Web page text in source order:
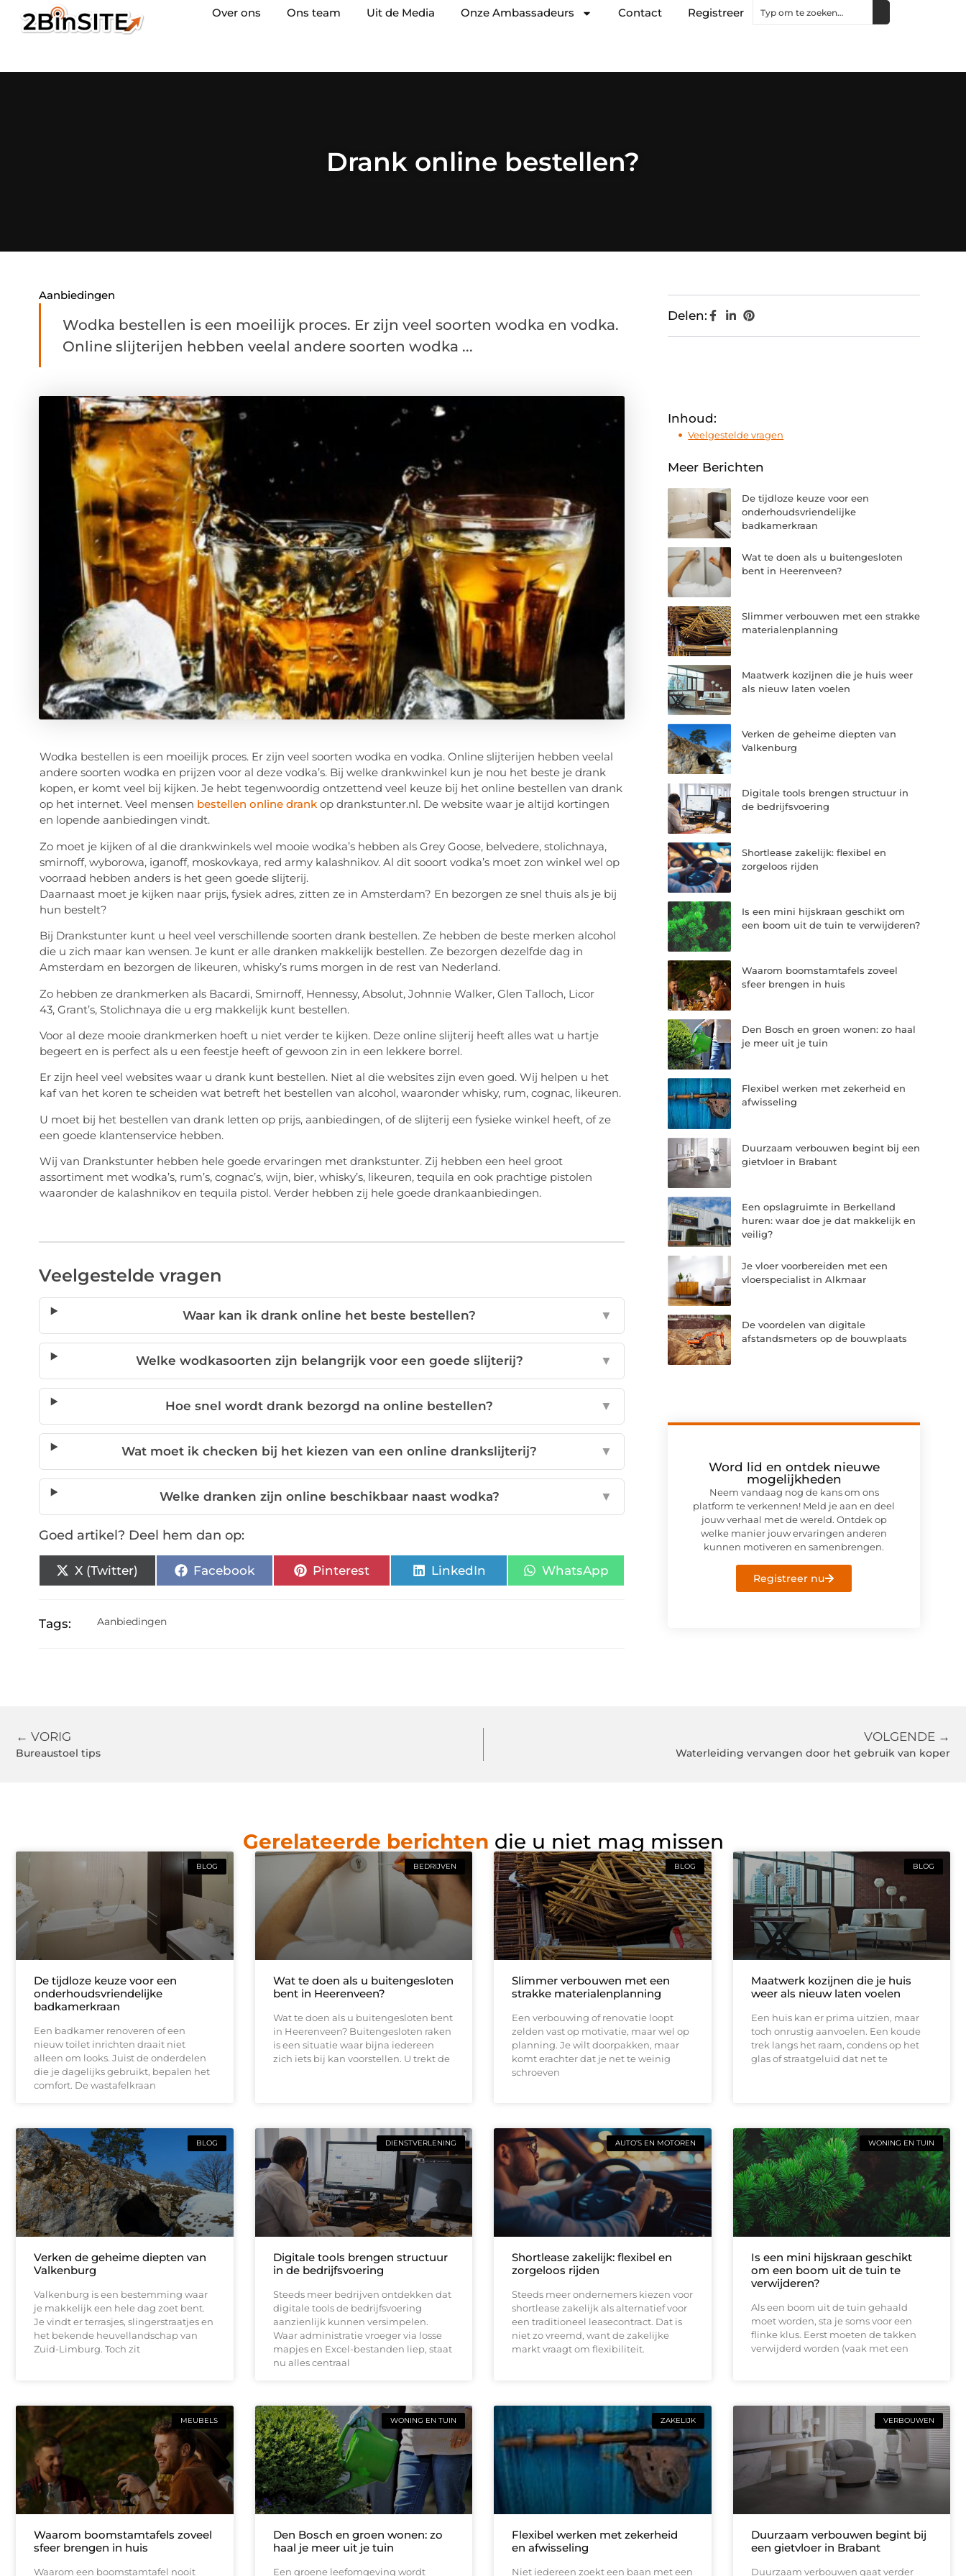
Over ons Ons team Uit de Media Onze Ambassadeurs Contact Registreer
Drank online bestellen?
Aanbiedingen
Wodka bestellen is een moeilijk proces. Er zijn veel soorten wodka en vodka.
Online slijterijen hebben veelal andere soorten wodka ...
Wodka bestellen is een moeilijk proces. Er zijn veel soorten wodka en vodka. Online slijterijen hebben veelal
andere soorten wodka en prijzen voor al deze vodka’s. Bij welke drankwinkel kun je nou het beste je drank
kopen, er komt veel bij kijken. Je hebt tegenwoordig ontzettend veel keuze bij het online bestellen van drank
op het internet. Veel mensen bestellen online drankop drankstunter.nl. De website waar je altijd kortingen
en lopende aanbiedingen vindt.
Zo moet je kijken of al die drankwinkels wel mooie wodka’s hebben als Grey Goose, belvedere, stolichnaya,
smirnoff, wyborowa, iganoff, moskovkaya, red army kalashnikov. Al dit sooort vodka’s moet zon winkel wel op
voorraad hebben anders is het geen goede slijterij.
Daarnaast moet je kijken naar prijs, fysiek adres, zitten ze in Amsterdam? En bezorgen ze snel thuis als je bij
hun bestelt?
Bij Drankstunter kunt u heel veel verschillende soorten drank bestellen. Ze hebben de beste merken alcohol
die u zich maar kan wensen. Je kunt er alle dranken makkelijk bestellen. Ze bezorgen dezelfde dag in
Amsterdam en bezorgen de likeuren, whisky’s rums morgen in de rest van Nederland.
Zo hebben ze drankmerken als Bacardi, Smirnoff, Hennessy, Absolut, Johnnie Walker, Glen Talloch, Licor
43, Grant’s, Stolichnaya die u erg makkelijk kunt bestellen.
Voor al deze mooie drankmerken hoeft u niet verder te kijken. Deze online slijterij heeft alles wat u hartje
begeert en is perfect als u een feestje heeft of gewoon zin in een lekkere borrel.
Er zijn heel veel websites waar u drank kunt bestellen. Niet al die websites zijn even goed. Wij helpen u het
kaf van het koren te scheiden wat betreft het bestellen van alcohol, waaronder whisky, rum, cognac, likeuren.
U moet bij het bestellen van drank letten op prijs, aanbiedingen, of de slijterij een fysieke winkel heeft, of ze
een goede klantenservice hebben.
Wij van Drankstunter hebben hele goede ervaringen met drankstunter. Zij hebben een heel groot
assortiment met wodka’s, rum’s, cognac’s, wijn, bier, whisky’s, likeuren, tequila en ook prachtige pistolen
waaronder de kalashnikov en tequila pistol. Verder hebben zij hele goede drankaanbiedingen.
Veelgestelde vragen
Waar kan ik drank online het beste bestellen? ▼
Welke wodkasoorten zijn belangrijk voor een goede slijterij? ▼
Hoe snel wordt drank bezorgd na online bestellen? ▼
Wat moet ik checken bij het kiezen van een online drankslijterij? ▼
Welke dranken zijn online beschikbaar naast wodka? ▼
Goed artikel? Deel hem dan op:
X (Twitter) Facebook Pinterest LinkedIn WhatsApp
Tags: Aanbiedingen
Delen:
Inhoud:
Veelgestelde vragen
Meer Berichten
De tijdloze keuze voor een
onderhoudsvriendelijke
badkamerkraan
Wat te doen als u buitengesloten
bent in Heerenveen?
Slimmer verbouwen met een strakke
materialenplanning
Maatwerk kozijnen die je huis weer
als nieuw laten voelen
Verken de geheime diepten van
Valkenburg
Digitale tools brengen structuur in
de bedrijfsvoering
Shortlease zakelijk: flexibel en
zorgeloos rijden
Is een mini hijskraan geschikt om
een boom uit de tuin te verwijderen?
Waarom boomstamtafels zoveel
sfeer brengen in huis
Den Bosch en groen wonen: zo haal
je meer uit je tuin
Flexibel werken met zekerheid en
afwisseling
Duurzaam verbouwen begint bij een
gietvloer in Brabant
Een opslagruimte in Berkelland
huren: waar doe je dat makkelijk en
veilig?
Je vloer voorbereiden met een
vloerspecialist in Alkmaar
De voordelen van digitale
afstandsmeters op de bouwplaats
Word lid en ontdek nieuwe
mogelijkheden
Neem vandaag nog de kans om ons
platform te verkennen! Meld je aan en deel
jouw verhaal met de wereld. Ontdek op
welke manier jouw ervaringen anderen
kunnen motiveren en samenbrengen.
Registreer nu
← VORIG
Bureaustoel tips
VOLGENDE →
Waterleiding vervangen door het gebruik van koper
Gerelateerde berichten die u niet mag missen
BLOG
De tijdloze keuze voor een
onderhoudsvriendelijke
badkamerkraan
Een badkamer renoveren of een
nieuw toilet inrichten draait niet
alleen om looks. Juist de onderdelen
die je dagelijks gebruikt, bepalen het
comfort. De wastafelkraan
BEDRIJVEN
Wat te doen als u buitengesloten
bent in Heerenveen?
Wat te doen als u buitengesloten bent
in Heerenveen? Buitengesloten raken
is een situatie waar bijna iedereen
zich iets bij kan voorstellen. U trekt de
BLOG
Slimmer verbouwen met een
strakke materialenplanning
Een verbouwing of renovatie loopt
zelden vast op motivatie, maar wel op
planning. Je wilt doorpakken, maar
komt erachter dat je net te weinig
schroeven
BLOG
Maatwerk kozijnen die je huis
weer als nieuw laten voelen
Een huis kan er prima uitzien, maar
toch onrustig aanvoelen. Een koude
trek langs het raam, condens op het
glas of straatgeluid dat net te
BLOG
Verken de geheime diepten van
Valkenburg
Valkenburg is een bestemming waar
je makkelijk een hele dag zoet bent.
Je vindt er terrasjes, slingerstraatjes en
het bekende heuvellandschap van
Zuid-Limburg. Toch zit
DIENSTVERLENING
Digitale tools brengen structuur
in de bedrijfsvoering
Steeds meer bedrijven ontdekken dat
digitale tools de bedrijfsvoering
aanzienlijk kunnen versimpelen.
Waar administratie vroeger via losse
mapjes en Excel-bestanden liep, staat
nu alles centraal
AUTO’S EN MOTOREN
Shortlease zakelijk: flexibel en
zorgeloos rijden
Steeds meer ondernemers kiezen voor
shortlease zakelijk als alternatief voor
een traditioneel leasecontract. Dat is
niet zo vreemd, want de zakelijke
markt vraagt om flexibiliteit.
WONING EN TUIN
Is een mini hijskraan geschikt
om een boom uit de tuin te
verwijderen?
Als een boom uit de tuin gehaald
moet worden, sta je soms voor een
flinke klus. Eerst moeten de takken
verwijderd worden (vaak met een
MEUBELS
Waarom boomstamtafels zoveel
sfeer brengen in huis
Waarom een boomstamtafel nooit
WONING EN TUIN
Den Bosch en groen wonen: zo
haal je meer uit je tuin
Een groene leefomgeving wordt
ZAKELIJK
Flexibel werken met zekerheid
en afwisseling
Niet iedereen zoekt een baan met een
VERBOUWEN
Duurzaam verbouwen begint bij
een gietvloer in Brabant
Duurzaam verbouwen gaat verder